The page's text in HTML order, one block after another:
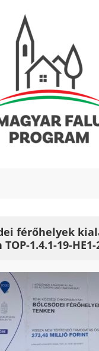
férőhelyek
1.4.1-19-HE1-